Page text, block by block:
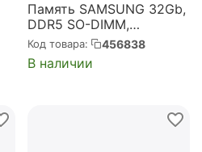
Память SAMSUNG 32Gb,
DDR5 SO-DIMM,
4800MHz, OEM 1 модуль,
38400 Мб/с, CL40, 1.1 В
(M425R4GA3BB0-CQK)
Код товара: 456838
В наличии